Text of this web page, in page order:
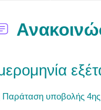
υποβολής